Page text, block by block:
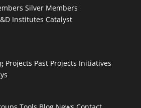
Silver Members
Institutes Catalyst
Projects Past Projects Initiatives